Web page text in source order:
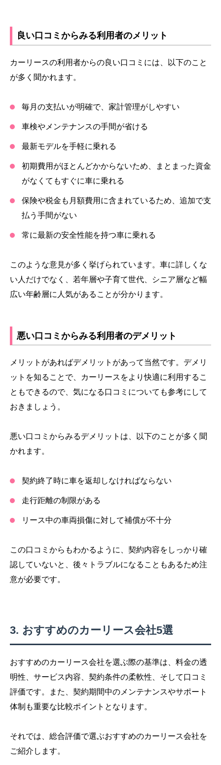
良い口コミからみる利用者のメリット
カーリースの利用者からの良い口コミには、以下のこと
が多く聞かれます。
毎月の支払いが明確で、家計管理がしやすい
車検やメンテナンスの手間が省ける
最新モデルを手軽に乗れる
初期費用がほとんどかからないため、まとまった資金
がなくてもすぐに車に乗れる
保険や税金も月額費用に含まれているため、追加で支
払う手間がない
常に最新の安全性能を持つ車に乗れる
このような意見が多く挙げられています。車に詳しくな
い人だけでなく、若年層や子育て世代、シニア層など幅
広い年齢層に人気があることが分かります。
悪い口コミからみる利用者のデメリット
メリットがあればデメリットがあって当然です。デメリ
ットを知ることで、カーリースをより快適に利用するこ
ともできるので、気になる口コミについても参考にして
おきましょう。
悪い口コミからみるデメリットは、以下のことが多く聞
かれます。
契約終了時に車を返却しなければならない
走行距離の制限がある
リース中の車両損傷に対して補償が不十分
この口コミからもわかるように、契約内容をしっかり確
認していないと、後々トラブルになることもあるため注
意が必要です。
おすすめのカーリース会社5選
おすすめのカーリース会社を選ぶ際の基準は、料金の透
明性、サービス内容、契約条件の柔軟性、そして口コミ
評価です。また、契約期間中のメンテナンスやサポート
体制も重要な比較ポイントとなります。
それでは、総合評価で選ぶおすすめのカーリース会社を
ご紹介します。